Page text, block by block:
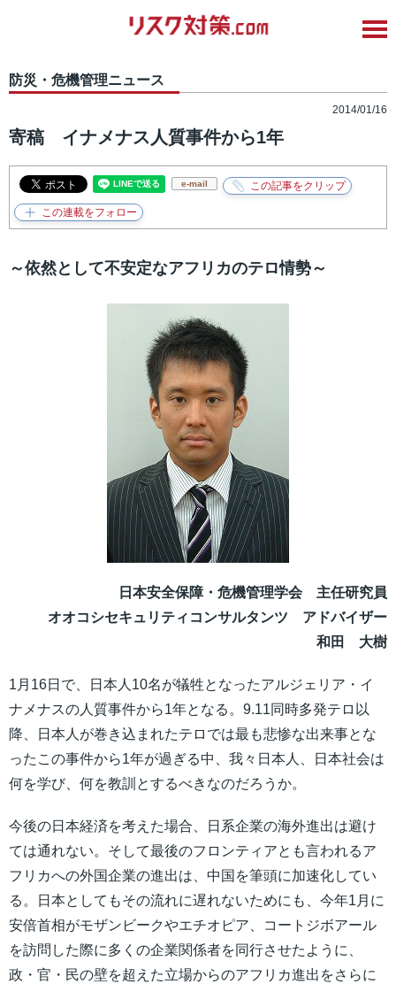
防災・危機管理ニュース
2014/01/16
寄稿 イナメナス人質事件から1年
e-mail
～依然として不安定なアフリカのテロ情勢～
日本安全保障・危機管理学会 主任研究員
オオコシセキュリティコンサルタンツ アドバイザー
和田 大樹
1月16日で、日本人10名が犠牲となったアルジェリア・イ
ナメナスの人質事件から1年となる。9.11同時多発テロ以
降、日本人が巻き込まれたテロでは最も悲惨な出来事とな
ったこの事件から1年が過ぎる中、我々日本人、日本社会は
何を学び、何を教訓とするべきなのだろうか。
今後の日本経済を考えた場合、日系企業の海外進出は避け
ては通れない。そして最後のフロンティアとも言われるア
フリカへの外国企業の進出は、中国を筆頭に加速化してい
る。日本としてもその流れに遅れないためにも、今年1月に
安倍首相がモザンビークやエチオピア、コートジボアール
を訪問した際に多くの企業関係者を同行させたように、
政・官・民の壁を超えた立場からのアフリカ進出をさらに